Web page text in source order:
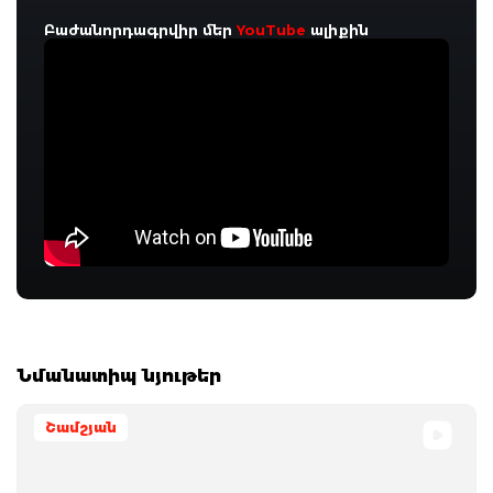
Բաժանորդագրվիր մերYouTube ալիքին
Նմանատիպ նյութեր
Շամշյան